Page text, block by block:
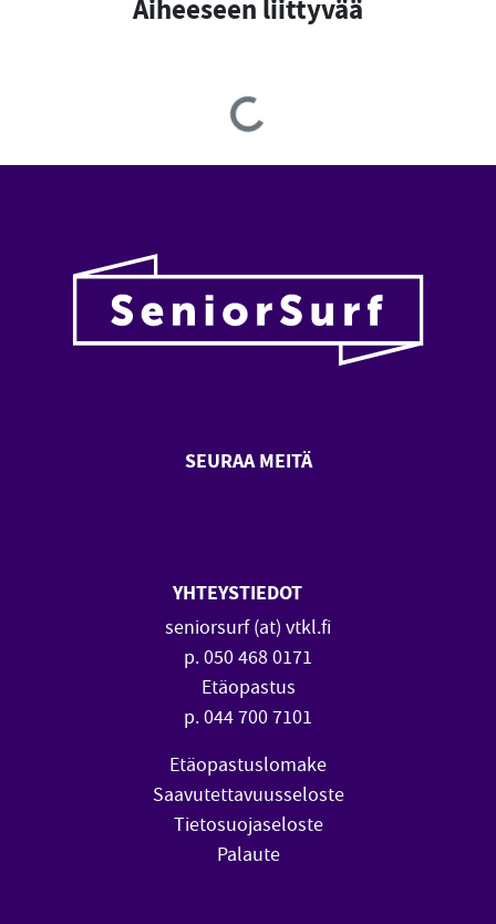
Aiheeseen liittyvää
Loading...
SEURAA MEITÄ
YHTEYSTIEDOT
seniorsurf (at) vtkl.fi
p. 050 468 0171
Etäopastus
p. 044 700 7101
Etäopastuslomake
Saavutettavuusseloste
Tietosuojaseloste
Palaute